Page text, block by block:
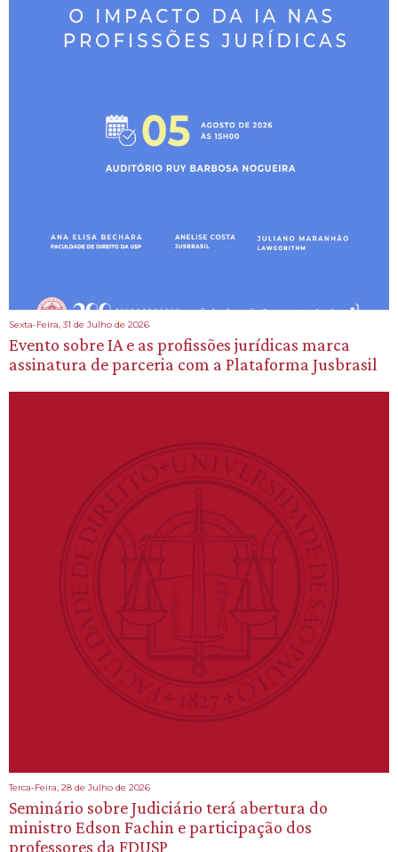
Sexta-Feira, 31 de Julho de 2026
Evento sobre IA e as profissões jurídicas marca
assinatura de parceria com a Plataforma Jusbrasil
Terca-Feira, 28 de Julho de 2026
Seminário sobre Judiciário terá abertura do
ministro Edson Fachin e participação dos
professores da FDUSP